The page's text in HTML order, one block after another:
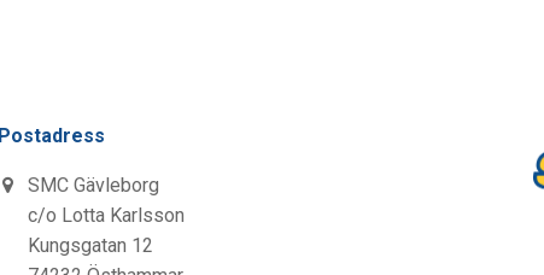
Postadress
SMC Gävleborg
c/o Lotta Karlsson
Kungsgatan 12